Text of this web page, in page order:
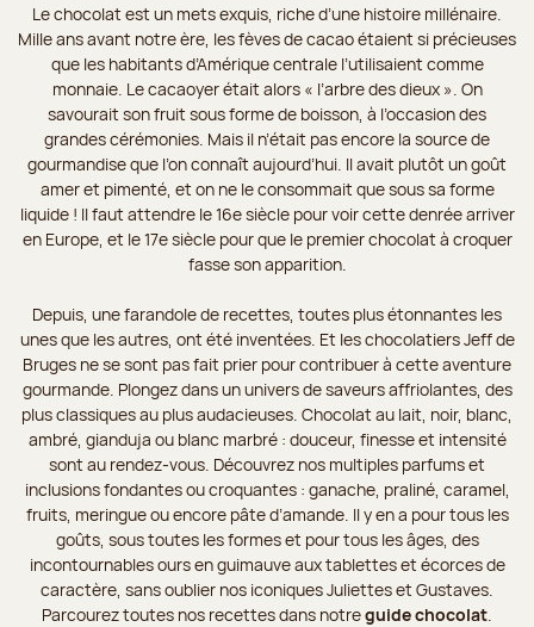
Le chocolat est un mets exquis, riche d’une histoire millénaire.
Mille ans avant notre ère, les fèves de cacao étaient si précieuses
que les habitants d’Amérique centrale l’utilisaient comme
monnaie. Le cacaoyer était alors « l’arbre des dieux ». On
savourait son fruit sous forme de boisson, à l’occasion des
grandes cérémonies. Mais il n’était pas encore la source de
gourmandise que l’on connaît aujourd’hui. Il avait plutôt un goût
amer et pimenté, et on ne le consommait que sous sa forme
liquide ! Il faut attendre le 16e siècle pour voir cette denrée arriver
en Europe, et le 17e siècle pour que le premier chocolat à croquer
fasse son apparition.
Depuis, une farandole de recettes, toutes plus étonnantes les
unes que les autres, ont été inventées. Et les chocolatiers Jeff de
Bruges ne se sont pas fait prier pour contribuer à cette aventure
gourmande. Plongez dans un univers de saveurs affriolantes, des
plus classiques au plus audacieuses. Chocolat au lait, noir, blanc,
ambré, gianduja ou blanc marbré : douceur, finesse et intensité
sont au rendez-vous. Découvrez nos multiples parfums et
inclusions fondantes ou croquantes : ganache, praliné, caramel,
fruits, meringue ou encore pâte d’amande. Il y en a pour tous les
goûts, sous toutes les formes et pour tous les âges, des
incontournables ours en guimauve aux tablettes et écorces de
caractère, sans oublier nos iconiques Juliettes et Gustaves.
Parcourez toutes nos recettes dans notreguide chocolat